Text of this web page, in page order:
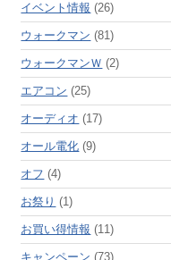
イベント情報 (26)
ウォークマン (81)
ウォークマンＷ (2)
エアコン (25)
オーディオ (17)
オール電化 (9)
オフ (4)
お祭り (1)
お買い得情報 (11)
キャンペーン (73)